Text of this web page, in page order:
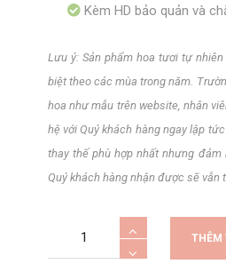
Kèm HD bảo quản và
Lưu ý: Sản phẩm hoa tươi tự
biệt theo các mùa trong năm.
hoa như mẫu trên website, nhân
hệ với Quý khách hàng ngay lập
thay thế phù hợp nhất nhưng đảm
Quý khách hàng nhận được sẽ vẫn
THÊM